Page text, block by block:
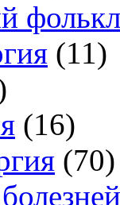
(11)
(16)
(70)